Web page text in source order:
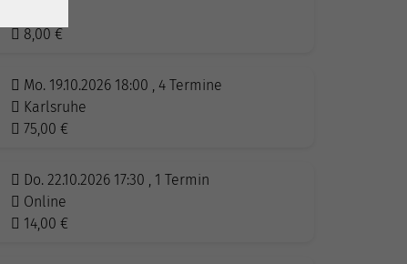
8,00 €
Mo. 19.10.2026 18:00 , 4 Termine
Karlsruhe
75,00 €
Do. 22.10.2026 17:30 , 1 Termin
Online
14,00 €